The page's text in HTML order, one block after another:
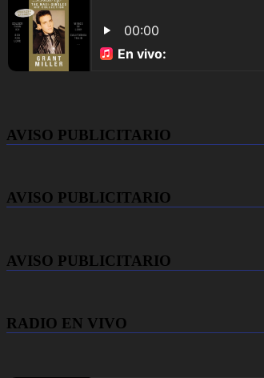
AVISO PUBLICITARIO
AVISO PUBLICITARIO
AVISO PUBLICITARIO
RADIO EN VIVO